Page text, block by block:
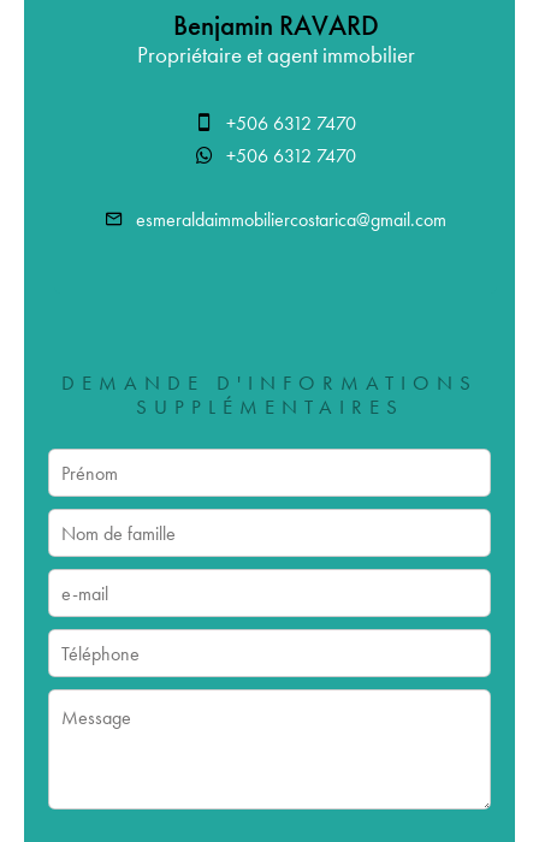
Benjamin RAVARD
Propriétaire et agent immobilier
+506 6312 7470
+506 6312 7470
esmeraldaimmobiliercostarica@gmail.com
DEMANDE D'INFORMATIONS
SUPPLÉMENTAIRES